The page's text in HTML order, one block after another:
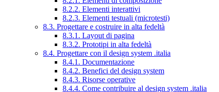
8.2.2. Elementi interattivi
8.2.3. Elementi testuali (microtesti)
8.3. Progettare e costruire in alta fedeltà
8.3.1. Layout di pagina
8.3.2. Prototipi in alta fedeltà
8.4. Progettare con il design system .italia
8.4.1. Documentazione
8.4.2. Benefici del design system
8.4.3. Risorse operative
8.4.4. Come contribuire al design system .italia